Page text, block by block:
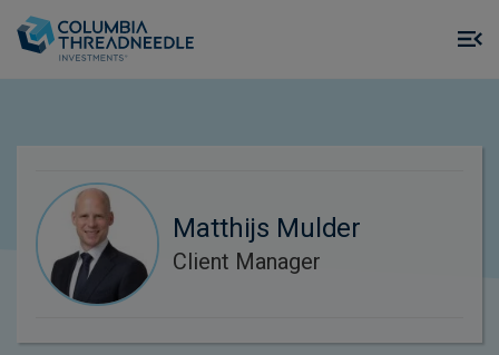
Matthijs Mulder
Client Manager